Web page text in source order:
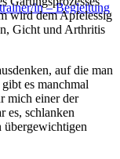
in – Begleitung
wird dem Apfelessig
Gicht und Arthritis
auf die man
es manchmal
mich einer der
es, schlanken
übergewichtigen